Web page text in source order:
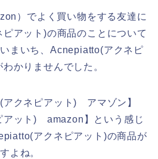
）でよく買い物をする友達に
アット)の商品のことについて
まいち、Acnepiatto(アクネピ
かりませんでした。
クネピアット) アマゾン】
アット) amazon】という感じ
アクネピアット)の商品が
よね。